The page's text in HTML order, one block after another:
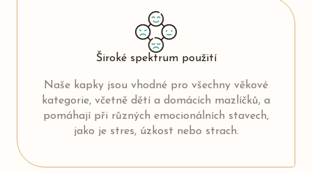
Široké spektrum použití
Naše kapky jsou vhodné pro všechny věkové
kategorie, včetně dětí a domácích mazlíčků, a
pomáhají při různých emocionálních stavech,
jako je stres, úzkost nebo strach.